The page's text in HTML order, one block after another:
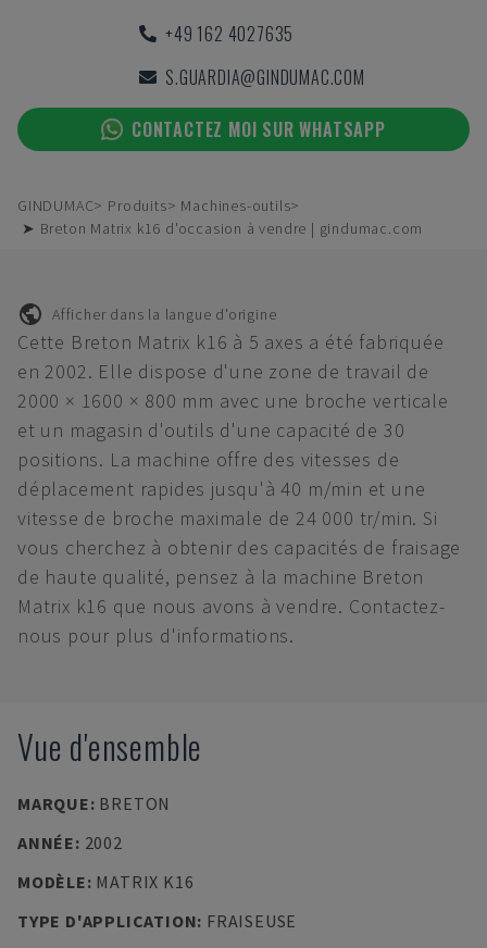
+49 162 4027635
S.GUARDIA@GINDUMAC.COM
CONTACTEZ MOI SUR WHATSAPP
GINDUMAC Produits
Machines-outils
➤ Breton Matrix k16 d'occasion à vendre | gindumac.com
Afficher dans la langue d'origine
Cette Breton Matrix k16 à 5 axes a été fabriquée
en 2002. Elle dispose d'une zone de travail de
2000 × 1600 × 800 mm avec une broche verticale
et un magasin d'outils d'une capacité de 30
positions. La machine offre des vitesses de
déplacement rapides jusqu'à 40 m/min et une
vitesse de broche maximale de 24 000 tr/min. Si
vous cherchez à obtenir des capacités de fraisage
de haute qualité, pensez à la machine Breton
Matrix k16 que nous avons à vendre. Contactez-
nous pour plus d'informations.
Vue d'ensemble
MARQUE: BRETON
ANNÉE: 2002
MODÈLE: MATRIX K16
TYPE D'APPLICATION: FRAISEUSE